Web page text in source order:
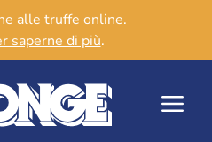
alle truffe online.
saperne di più.